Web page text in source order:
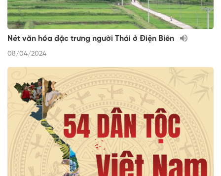
Nét văn hóa đặc trưng người Thái ở Điện Biên
08/04/2024